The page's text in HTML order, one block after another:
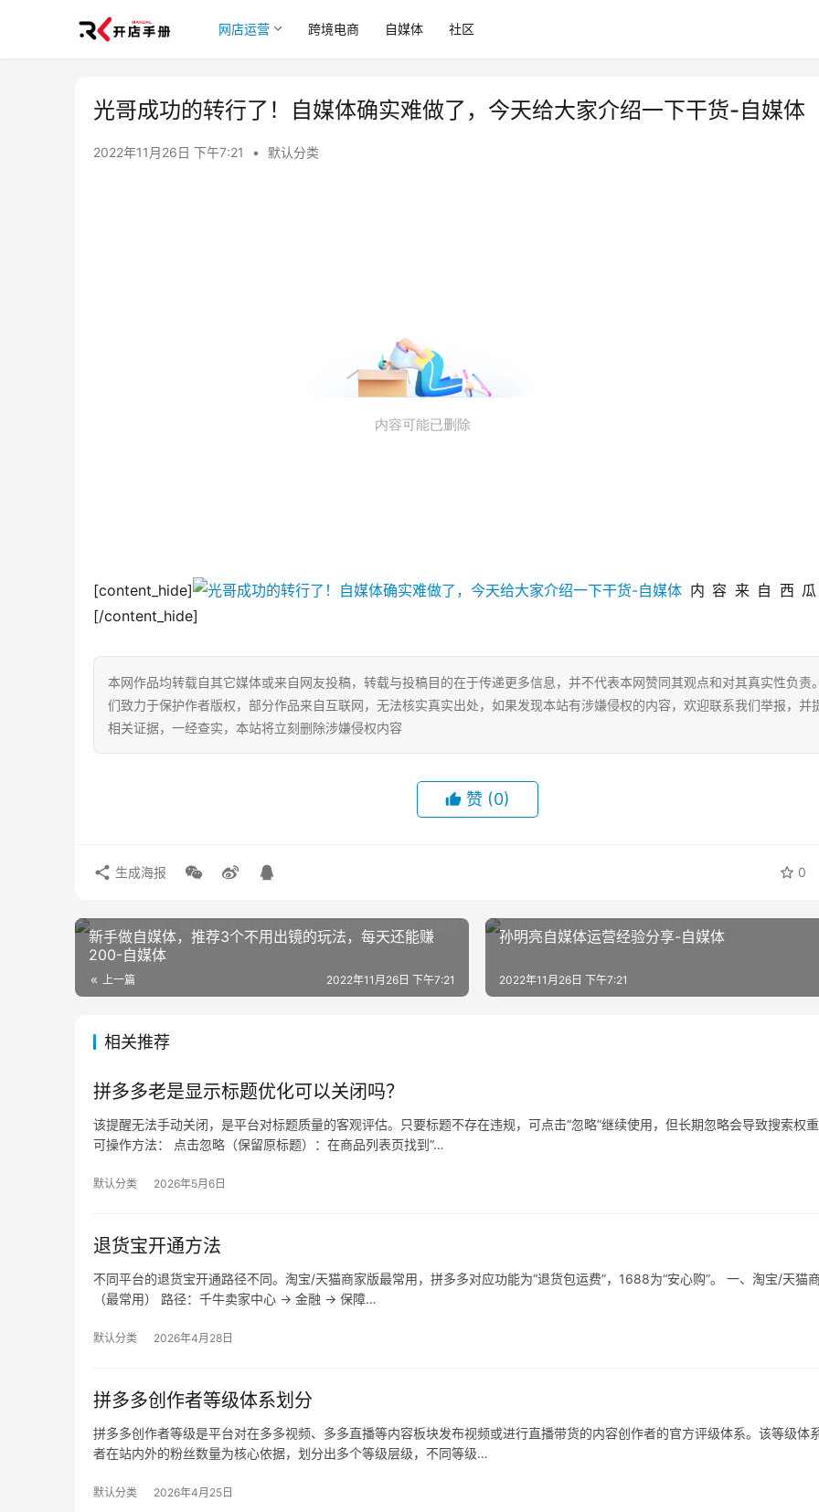
网店运营 跨境电商 自媒体 社区
光哥成功的转行了！自媒体确实难做了，今天给大家介绍一下干货-自媒体
2022年11月26日 下午7:21 • 默认分类
[content_hide]
内容来自西
[/content_hide]
本网作品均转载自其它媒体或来自网友投稿，转载与投稿目的在于传递更多信息，并不代表本网赞同其观点和对其真实性负责
们致力于保护作者版权，部分作品来自互联网，无法核实真实出处，如果发现本站有涉嫌侵权的内容，欢迎联系我们举报，并
相关证据，一经查实，本站将立刻删除涉嫌侵权内容
赞 (0)
0
生成海报
新手做自媒体，推荐3个不用出镜的玩法，每天还能赚
200-自媒体
上一篇 2022年11月26日 下午7:21
孙明亮自媒体运营经验分享-自媒体
2022年11月26日 下午7:21
相关推荐
拼多多老是显示标题优化可以关闭吗？
该提醒无法手动关闭，是平台对标题质量的客观评估。只要标题不存在违规，可点击“忽略”继续使用，但长期忽略会导致搜索权重
可操作方法： 点击忽略（保留原标题）：在商品列表页找到“…
默认分类 2026年5月6日
退货宝开通方法
不同平台的退货宝开通路径不同。淘宝/天猫商家版最常用，拼多多对应功能为“退货包运费”，1688为“安心购”。 一、淘宝/天猫
（最常用） 路径：千牛卖家中心 → 金融 → 保障…
默认分类 2026年4月28日
拼多多创作者等级体系划分
拼多多创作者等级是平台对在多多视频、多多直播等内容板块发布视频或进行直播带货的内容创作者的官方评级体系。该等级体
者在站内外的粉丝数量为核心依据，划分出多个等级层级，不同等级…
默认分类 2026年4月25日